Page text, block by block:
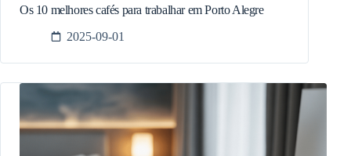
Os 10 melhores cafés para trabalhar em Porto Alegre
2025-09-01